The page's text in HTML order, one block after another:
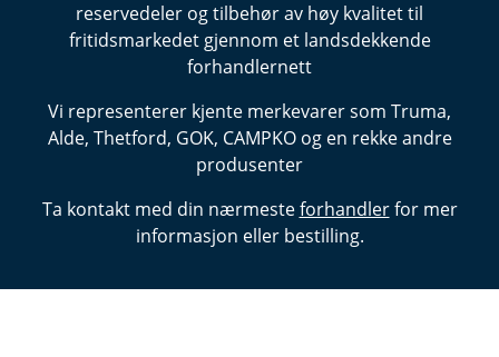
reservedeler og tilbehør av høy kvalitet til
fritidsmarkedet gjennom et landsdekkende
forhandlernett
Vi representerer kjente merkevarer som Truma,
Alde, Thetford, GOK, CAMPKO og en rekke andre
produsenter
Ta kontakt med din nærmesteforhandler for mer
informasjon eller bestilling.